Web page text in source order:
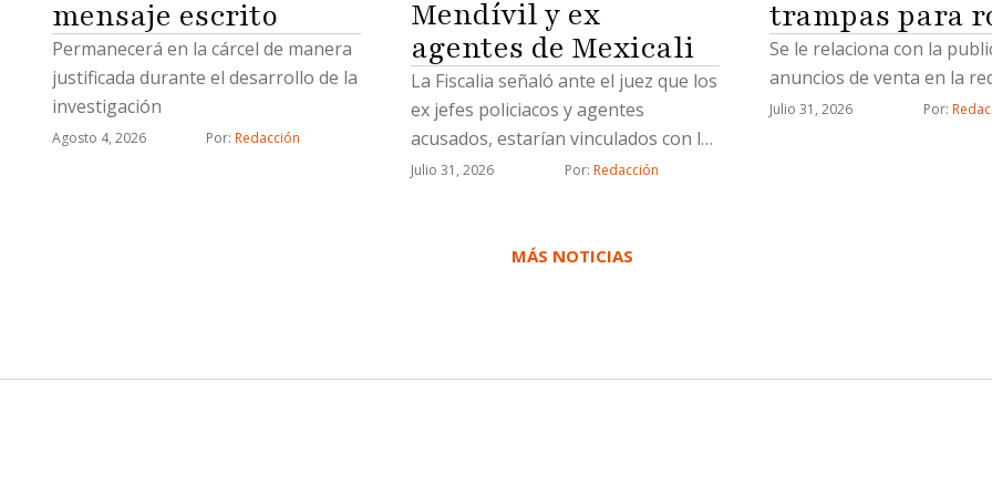
mensaje escrito
Permanecerá en la cárcel de manera
justificada durante el desarrollo de la
investigación
Agosto 4, 2026 Por: Redacción
Mendívil y ex
agentes de Mexicali
La Fiscalia señaló ante el juez que los
ex jefes policiacos y agentes
acusados, estarían vinculados con la
célula delictiva de “Los Rusos”
Julio 31, 2026 Por: Redacción
trampas para
Se le relaciona con la
anuncios de venta en la
Julio 31, 2026 Por:
MÁS NOTICIAS